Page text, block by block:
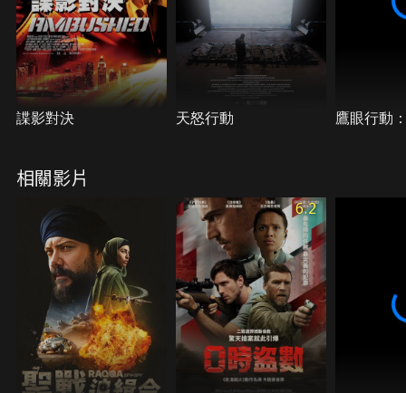
諜影對決 天怒行動 鷹眼行動
相關影片
6.2